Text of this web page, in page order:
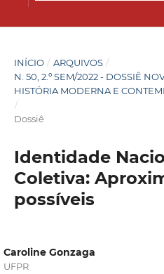
INÍCIO / ARQUIVOS /
N. 50, 2.º SEM/2022 - DOSSIÊ
HISTÓRIA MODERNA E
/
Dossiê
Identidade
Coletiva:
possíveis
Caroline Gonzaga
UFPR